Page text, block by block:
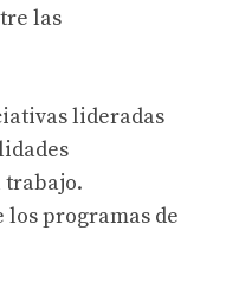
las
lideradas
trabajo.
los programas de